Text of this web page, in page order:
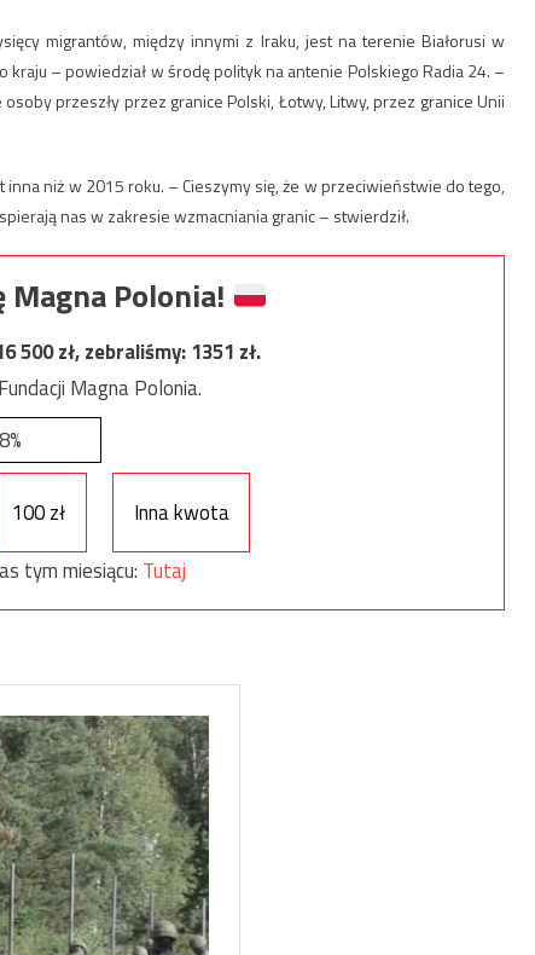
migrantów, między innymi z Iraku, jest na terenie Białorusi w
– powiedział w środę polityk na antenie Polskiego Radia 24. –
przeszły przez granice Polski, Łotwy, Litwy, przez granice Unii
niż w 2015 roku. – Cieszymy się, że w przeciwieństwie do tego,
nas w zakresie wzmacniania granic – stwierdził.
Polonia!
500zł, zebraliśmy:1351 zł.
Magna Polonia.
8%
100 zł
Inna kwota
tym miesiącu: Tutaj